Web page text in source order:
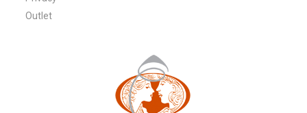
Outlet